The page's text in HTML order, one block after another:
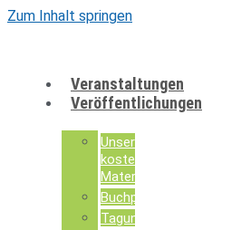
Zum Inhalt springen
Veranstaltungen
Veröffentlichungen
Unsere
kostenlosen
Materialien
Buchpublikationen
Tagungsdokumentationen